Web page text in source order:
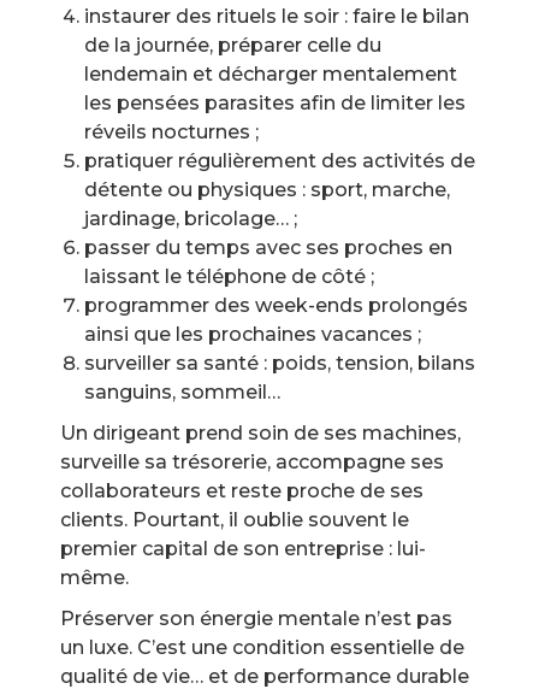
instaurer des rituels le soir : faire le bilan
de la journée, préparer celle du
lendemain et décharger mentalement
les pensées parasites afin de limiter les
réveils nocturnes ;
pratiquer régulièrement des activités de
détente ou physiques : sport, marche,
jardinage, bricolage… ;
passer du temps avec ses proches en
laissant le téléphone de côté ;
programmer des week-ends prolongés
ainsi que les prochaines vacances ;
surveiller sa santé : poids, tension, bilans
sanguins, sommeil…
Un dirigeant prend soin de ses machines,
surveille sa trésorerie, accompagne ses
collaborateurs et reste proche de ses
clients. Pourtant, il oublie souvent le
premier capital de son entreprise : lui-
même.
Préserver son énergie mentale n’est pas
un luxe. C’est une condition essentielle de
qualité de vie… et de performance durable